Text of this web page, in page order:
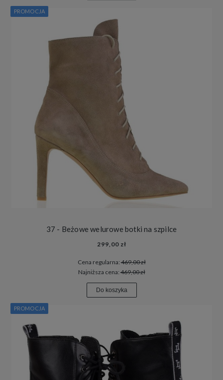
37 - Beżowe welurowe botki na szpilce
299,00 zł
Cena regularna:469,00 zł
Najniższa cena:469,00 zł
Do koszyka
PROMOCJA
PROMOCJA